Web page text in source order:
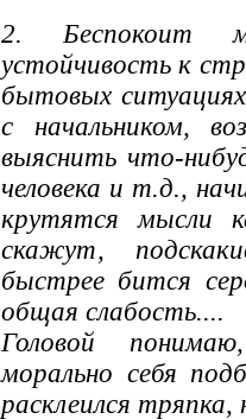
2. Беспокоит
устойчивость к
бытовых
с начальником,
выяснить что-
человека и т.д.,
крутятся мысли
скажут,
быстрее бится
общая слабость....
Головой
морально себя
расклеился